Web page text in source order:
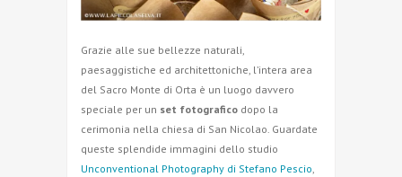
Grazie alle sue bellezze naturali,
paesaggistiche ed architettoniche, l’intera area
del Sacro Monte di Orta è un luogo davvero
speciale per un set fotografico dopo la
cerimonia nella chiesa di San Nicolao. Guardate
queste splendide immagini dello studio
Unconventional Photography di Stefano Pescio,